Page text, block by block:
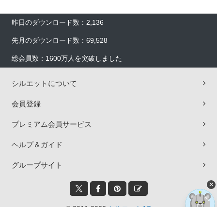
昨日のダウンロード数：2,136
先月のダウンロード数：69,528
総会員数：1600万人を突破しました
シルエットについて
会員登録
プレミアム会員サービス
ヘルプ＆ガイド
グループサイト
×